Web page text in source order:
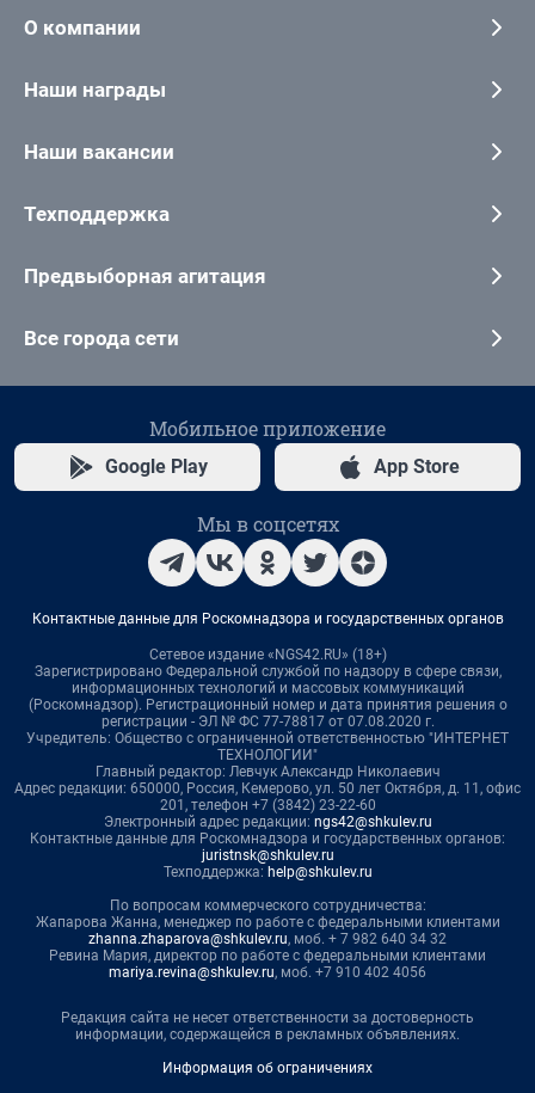
О компании
Наши награды
Наши вакансии
Техподдержка
Предвыборная агитация
Все города сети
Мобильное приложение
Google Play App Store
Мы в соцсетях
Контактные данные для Роскомнадзора и государственных органов
Сетевое издание «NGS42.RU» (18+)
Зарегистрировано Федеральной службой по надзору в сфере связи,
информационных технологий и массовых коммуникаций
(Роскомнадзор). Регистрационный номер и дата принятия решения о
регистрации - ЭЛ № ФС 77-78817 от 07.08.2020 г.
Учредитель: Общество с ограниченной ответственностью "ИНТЕРНЕТ
ТЕХНОЛОГИИ"
Главный редактор: Левчук Александр Николаевич
Адрес редакции: 650000, Россия, Кемерово, ул. 50 лет Октября, д. 11, офис
201, телефон +7 (3842) 23-22-60
Электронный адрес редакции: ngs42@shkulev.ru
Контактные данные для Роскомнадзора и государственных органов:
juristnsk@shkulev.ru
Техподдержка: help@shkulev.ru
По вопросам коммерческого сотрудничества:
Жапарова Жанна, менеджер по работе с федеральными клиентами
zhanna.zhaparova@shkulev.ru, моб. + 7 982 640 34 32
Ревина Мария, директор по работе с федеральными клиентами
mariya.revina@shkulev.ru, моб. +7 910 402 4056
Редакция сайта не несет ответственности за достоверность
информации, содержащейся в рекламных объявлениях.
Информация об ограничениях